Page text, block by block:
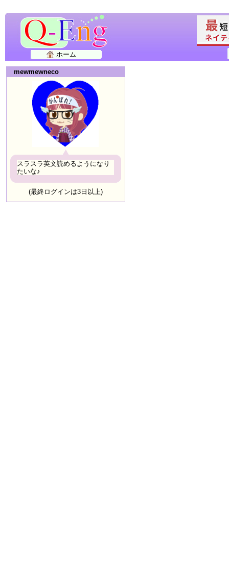
ホーム
mewmewneco
スラスラ英文読めるようになり
たいな♪
(最終ログインは3日以上)